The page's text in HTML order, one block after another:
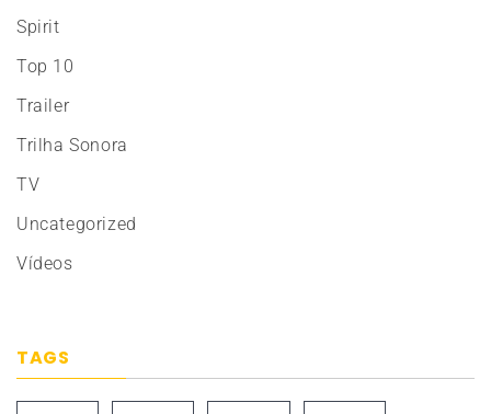
Spirit
Top 10
Trailer
Trilha Sonora
TV
Uncategorized
Vídeos
TAGS